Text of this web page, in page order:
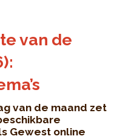
van de
van de maand zet
Gewest online